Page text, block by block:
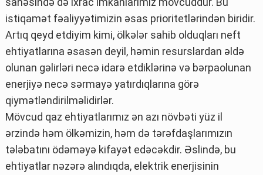
istiqamət fəaliyyətimizin əsas prioritetlərindən biridir.
Artıq qeyd etdiyim kimi, ölkələr sahib olduqları neft
ehtiyatlarına əsasən deyil, həmin resurslardan əldə
olunan gəlirləri necə idarə etdiklərinə və bərpaolunan
enerjiyə necə sərmayə yatırdıqlarına görə
qiymətləndirilməlidirlər.
Mövcud qaz ehtiyatlarımız ən azı növbəti yüz il
ərzində həm ölkəmizin, həm də tərəfdaşlarımızın
tələbatını ödəməyə kifayət edəcəkdir. Əslində, bu
ehtiyatlar nəzərə alındıqda, elektrik enerjisinin